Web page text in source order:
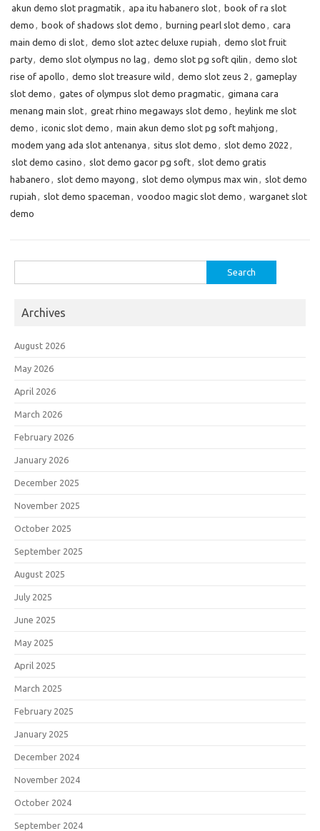
akun demo slot pragmatik , apa itu habanero slot, book of ra slot
demo , book of shadows slot demo , burning pearl slot demo , cara
main demo di slot, demo slot aztec deluxe rupiah , demo slot fruit
party, demo slot olympus no lag , demo slot pg soft qilin , demo slot
rise of apollo , demo slot treasure wild , demo slot zeus 2 , gameplay
slot demo , gates of olympus slot demo pragmatic, gimana cara
menang main slot, great rhino megaways slot demo , heylink me slot
demo , iconic slot demo , main akun demo slot pg soft mahjong ,
modem yang ada slot antenanya , situs slot demo , slot demo 2022 ,
slot demo casino , slot demo gacor pg soft, slot demo gratis
habanero , slot demo mayong , slot demo olympus max win , slot demo
rupiah , slot demo spaceman , voodoo magic slot demo , warganet slot
demo
for:
Archives
August 2026
May 2026
April 2026
March 2026
February 2026
January 2026
December 2025
November 2025
October 2025
September 2025
August 2025
July 2025
June 2025
May 2025
April 2025
March 2025
February 2025
January 2025
December 2024
November 2024
October 2024
September 2024